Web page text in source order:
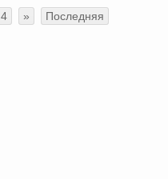
4 » Последняя